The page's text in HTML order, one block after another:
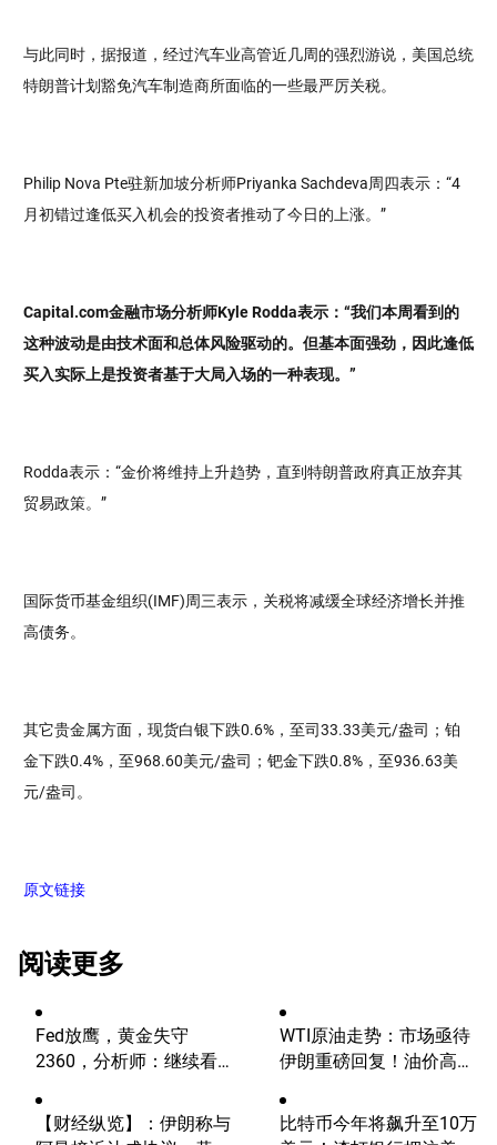
与此同时，据报道，经过汽车业高管近几周的强烈游说，美国总统
特朗普计划豁免汽车制造商所面临的一些最严厉关税。
Philip Nova Pte驻新加坡分析师Priyanka Sachdeva周四表示：“4
月初错过逢低买入机会的投资者推动了今日的上涨。”
Capital.com金融市场分析师Kyle Rodda表示：“我们本周看到的
这种波动是由技术面和总体风险驱动的。但基本面强劲，因此逢低
买入实际上是投资者基于大局入场的一种表现。”
Rodda表示：“金价将维持上升趋势，直到特朗普政府真正放弃其
贸易政策。”
国际货币基金组织(IMF)周三表示，关税将减缓全球经济增长并推
高债务。
其它贵金属方面，现货白银下跌0.6%，至司33.33美元/盎司；铂
金下跌0.4%，至968.60美元/盎司；钯金下跌0.8%，至936.63美
元/盎司。
原文链接
阅读更多
Fed放鹰，黄金失守
2360，分析师：继续看
WTI原油走势：市场亟待
伊朗重磅回复！油价高波
【财经纵览】：伊朗称与
比特币今年将飙升至10万